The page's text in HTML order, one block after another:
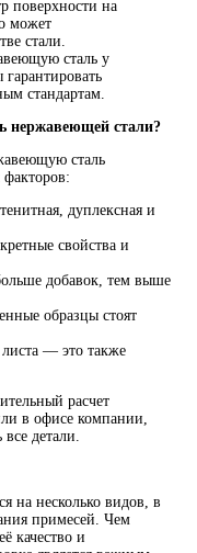
поверхности на
может
стали.
сталь у
стандартам.
нержавеющей стали?
сталь
дуплексная и
свойства и
добавок, тем выше
образцы стоят
— это также
расчет
в офисе компании,
все детали.
на несколько видов, в
примесей. Чем
качество и